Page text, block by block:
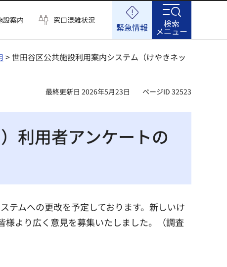
設案内 窓口混雑状況
緊急情報 検索
メニュー
> 世田谷区公共施設利用案内システム（けやきネッ
最終更新日 2026年5月23日 ページID 32523
利用者アンケートの
テムへの更改を予定しております。新しいけ
より広く意見を募集いたしました。（調査